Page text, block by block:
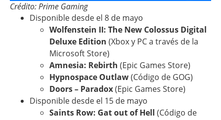
Crédito: Prime Gaming
Disponible desde el 8 de mayo
Wolfenstein II: The New Colossus Digital
Deluxe Edition (Xbox y PC a través de la
Microsoft Store)
Amnesia: Rebirth (Epic Games Store)
Hypnospace Outlaw(Código de GOG)
Doors – Paradox(Epic Games Store)
Disponible desde el 15 de mayo
Saints Row: Gat out of Hell (Código de